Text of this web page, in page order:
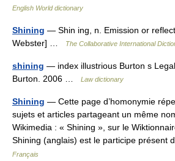
English World dictionary
Shining — Shin ing, n. Emission or
Webster] …
The Collaborative International
shining — index illustrious Burton s
Burton. 2006 …
Law dictionary
Shining — Cette page d’homonymie
sujets et articles partageant un même
Wikimedia : « Shining », sur le
Shining (anglais) est le participe
Français